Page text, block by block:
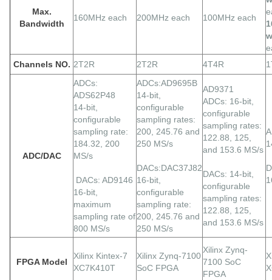
Max.
Bandwidth
160MHz each 200MHz each 100MHz each
Channels NO. 2T2R 2T2R 4T4R
ADC/DAC
ADCs:
ADS62P48
14-bit,
configurable
sampling rate:
184.32, 200
MS/s
DACs: AD9146
16-bit,
maximum
sampling rate of
800 MS/s
ADCs:AD9695B
14-bit,
configurable
sampling rates:
200, 245.76 and
250 MS/s
DACs:DAC37J82
16-bit,
configurable
sampling rate:
200, 245.76 and
250 MS/s
AD9371
ADCs: 16-bit,
configurable
sampling rates:
122.88, 125,
and 153.6 MS/s
DACs: 14-bit,
configurable
sampling rates:
122.88, 125,
and 153.6 MS/s
FPGA Model
Xilinx Kintex-7
XC7K410T
Xilinx Zynq-7100
SoC FPGA
Xilinx Zynq-
7100 SoC
FPGA